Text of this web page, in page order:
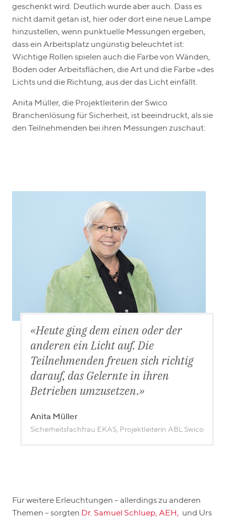
geschenkt wird. Deutlich wurde aber auch. Dass es
nicht damit getan ist, hier oder dort eine neue Lampe
hinzustellen, wenn punktuelle Messungen ergeben,
dass ein Arbeitsplatz ungünstig beleuchtet ist:
Wichtige Rollen spielen auch die Farbe von Wänden,
Böden oder Arbeitsflächen, die Art und die Farbe «des
Lichts und die Richtung, aus der das Licht einfällt.
Anita Müller, die Projektleiterin der Swico
Branchenlösung für Sicherheit, ist beeindruckt, als sie
den Teilnehmenden bei ihren Messungen zuschaut:
Heute ging dem einen oder der
anderen ein Licht auf. Die
Teilnehmenden freuen sich richtig
darauf, das Gelernte in ihren
Betrieben umzusetzen.
Anita Müller
Sicherheitsfachfrau EKAS, Projektleiterin ABL Swico
Für weitere Erleuchtungen – allerdings zu anderen
Themen – sorgten Dr. Samuel Schluep, AEH, und Urs